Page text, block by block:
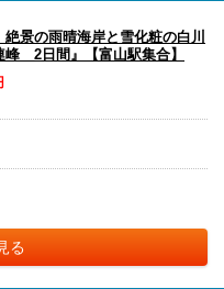
景の雨晴海岸と雪化粧の白川
2日間』【富山駅集合】
る